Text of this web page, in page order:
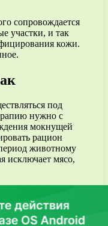
сопровождается
участки, и так
кожи.
под
нужно с
мокнущей
рацион
животному
исключает мясо,